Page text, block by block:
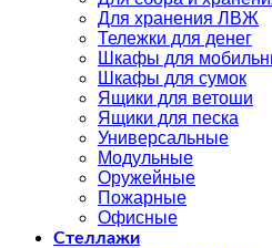
Для хранения ЛВЖ
Тележки для денег
Шкафы для
Шкафы для сумок
Ящики для ветоши
Ящики для песка
Универсальные
Модульные
Оружейные
Пожарные
Офисные
Стеллажи